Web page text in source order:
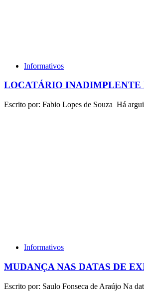
Informativos
LOCATÁRIO INADIMPLENTE
Escrito por: Fabio Lopes de Souza Há
Informativos
MUDANÇA NAS DATAS DE
Escrito por: Saulo Fonseca de Araújo Na